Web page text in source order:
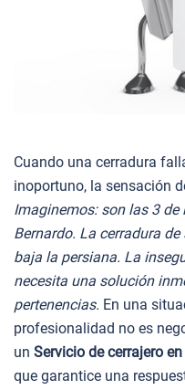
Cuando una cerradura
inoportuno, la sensación
Imaginemos: son las 3 de
Bernardo. La cerradura
baja la persiana. La
necesita una solución
pertenencias. En una
profesionalidad no es
un Servicio de cerrajero
que garantice una